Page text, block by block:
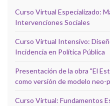
Curso Virtual Especializado:
Intervenciones Sociales
Curso Virtual Intensivo:
Incidencia en Política Pública
Presentación de la obra "El
como versión de modelo neo-
Curso Virtual: Fundamentos